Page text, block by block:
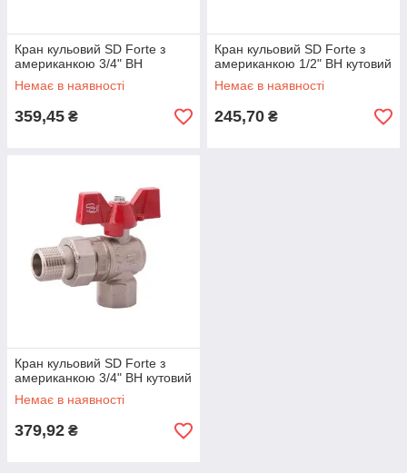
Кран кульовий SD Forte з
американкою 3/4" ВН
Немає в наявності
359,45 ₴
Кран кульовий SD Forte з
американкою 1/2" ВН кутовий
Немає в наявності
245,70 ₴
Кран кульовий SD Forte з
американкою 3/4" ВН кутовий
Немає в наявності
379,92 ₴